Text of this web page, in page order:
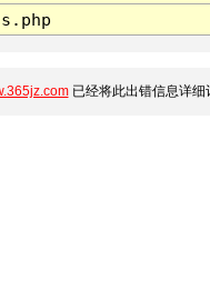
已经将此出错信息详细